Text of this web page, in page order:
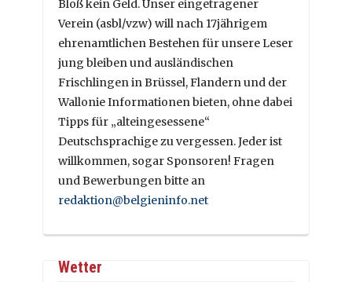
Bloß kein Geld. Unser eingetragener
Verein (asbl/vzw) will nach 17jährigem
ehrenamtlichen Bestehen für unsere Leser
jung bleiben und ausländischen
Frischlingen in Brüssel, Flandern und der
Wallonie Informationen bieten, ohne dabei
Tipps für „alteingesessene“
Deutschsprachige zu vergessen. Jeder ist
willkommen, sogar Sponsoren! Fragen
und Bewerbungen bitte an
redaktion@belgieninfo.net
Wetter